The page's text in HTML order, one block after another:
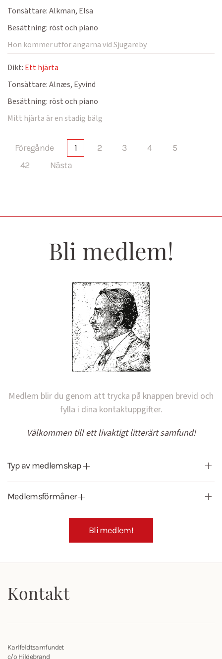
Tonsättare:Alkman, Elsa
Besättning: röst och piano
Hon kommer utför ängarna vid Sjugareby
Dikt: Ett hjärta
Tonsättare:Alnæs, Eyvind
Besättning: röst och piano
Mitt hjärta är en stadig bälg
Föregånde 1 2 3 4
5
42
Nästa
Bli medlem!
Medlem blir du genom att trycka på knappen brevid och
fylla i dina kontaktuppgifter.
Välkommen till ett livaktigt litterärt samfund!
Typ av medlemskap
Medlemsförmåner
Bli medlem!
Kontakt
Karlfeldtsamfundet
c/o Hildebrand